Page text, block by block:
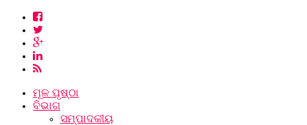
ମୂଳ ପୃଷ୍ଠା
ବିଭାଗ
ସମ୍ପାଦକୀୟ